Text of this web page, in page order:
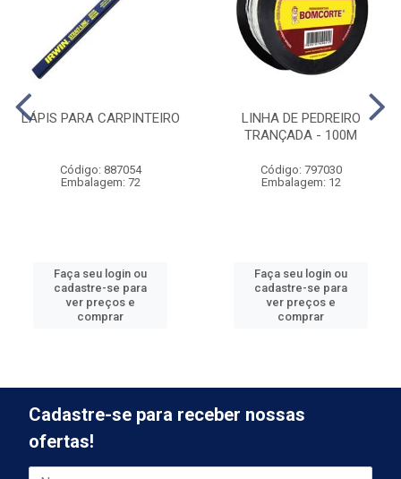
LÁPIS PARA CARPINTEIRO
Código: 887054
Embalagem: 72
Faça seu login ou
cadastre-se para
ver preços e
comprar
LINHA DE PEDREIRO
TRANÇADA - 100M
Código: 797030
Embalagem: 12
Faça seu login ou
cadastre-se para
ver preços e
comprar
Cadastre-se para receber nossas
ofertas!